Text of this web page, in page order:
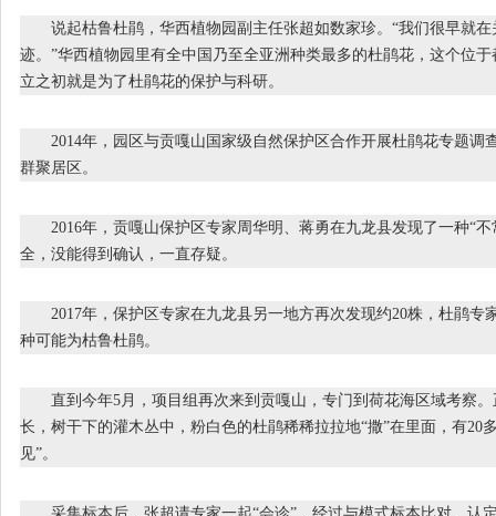
说起枯鲁杜鹃，华西植物园副主任张超如数家珍。“我们很早就在
迹。”华西植物园里有全中国乃至全亚洲种类最多的杜鹃花，这个位
立之初就是为了杜鹃花的保护与科研。
2014年，园区与贡嘎山国家级自然保护区合作开展杜鹃花专题调
群聚居区。
2016年，贡嘎山保护区专家周华明、蒋勇在九龙县发现了一种“不
全，没能得到确认，一直存疑。
2017年，保护区专家在九龙县另一地方再次发现约20株，杜鹃专
种可能为枯鲁杜鹃。
直到今年5月，项目组再次来到贡嘎山，专门到荷花海区域考察。
长，树干下的灌木丛中，粉白色的杜鹃稀稀拉拉地“撒”在里面，有20
见”。